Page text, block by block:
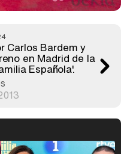
Carlos Bardem y
en Madrid de la
Española'.